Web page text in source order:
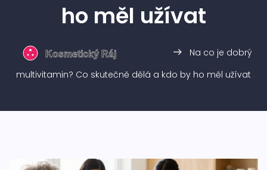
ho měl užívat
Na co je dobrý
multivitamin? Co skutečně dělá a kdo by ho měl užívat